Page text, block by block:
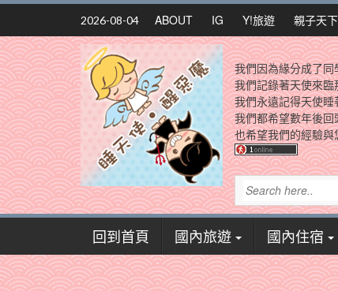
Skip
content
2026-08-04 ABOUT IG Y!旅遊 親子天下
我們因為緣分成了
我們記錄著天使來
我們永遠記得天使
我們都希望數年後
也希望我們的經驗
回到首頁 國內旅遊 國內住宿